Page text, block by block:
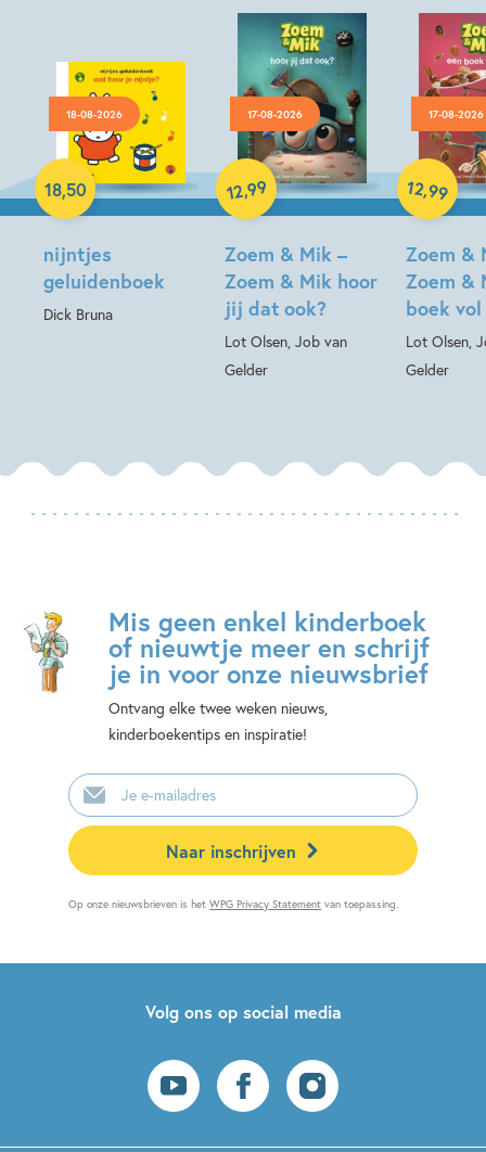
18-08-2026
nijntjes
geluidenboek
Dick Bruna
18,50
Hardcover
17-08-2026
Zoem & Mik –
Zoem & Mik hoor
jij dat ook?
Lot Olsen, Job van
Gelder
12,99
Hardcover
17-08-2026
Zoem &
Zoem &
boek
Lot Olsen,
Gelder
12,99
Hardcover
Mis geen enkel kinderboek
of nieuwtje meer en schrijf
je in voor onze nieuwsbrief
Ontvang elke twee weken nieuws,
kinderboekentips en inspiratie!
E-
mailadres
Naar inschrijven
Op onze nieuwsbrieven is hetWPG Privacy Statement van toepassing.
Volg ons op social media